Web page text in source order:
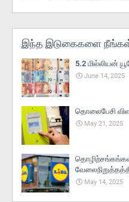
இந்த இடுகைகளை நீங்கள்
5.2 மில்லியன்
June 14, 2025
தொலைபேசி
May 21, 2025
May 14, 2025